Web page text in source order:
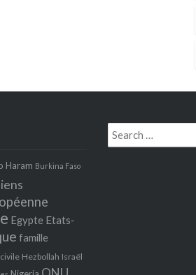
Haram Burkina Faso
Egypte Etats‐
famille
Hezbollah Israël
Search
for: